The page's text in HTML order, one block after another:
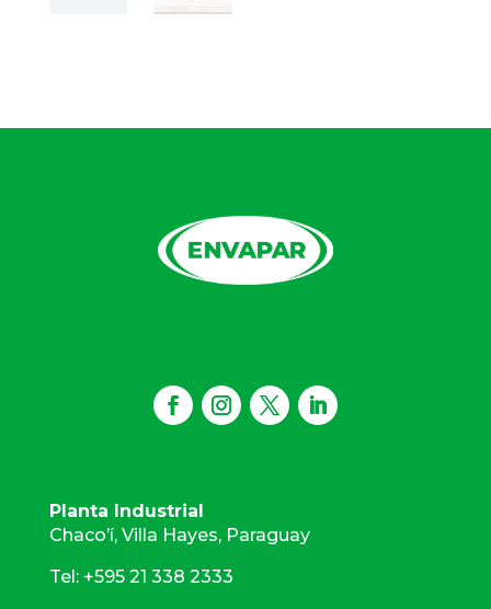
Planta Industrial
Chaco’í, Villa Hayes, Paraguay
Tel: +595 21 338 2333